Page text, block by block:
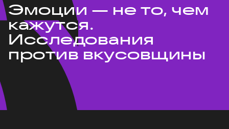
Эмоции — не то, чем
кажутся.
Исследования
против вкусовщины